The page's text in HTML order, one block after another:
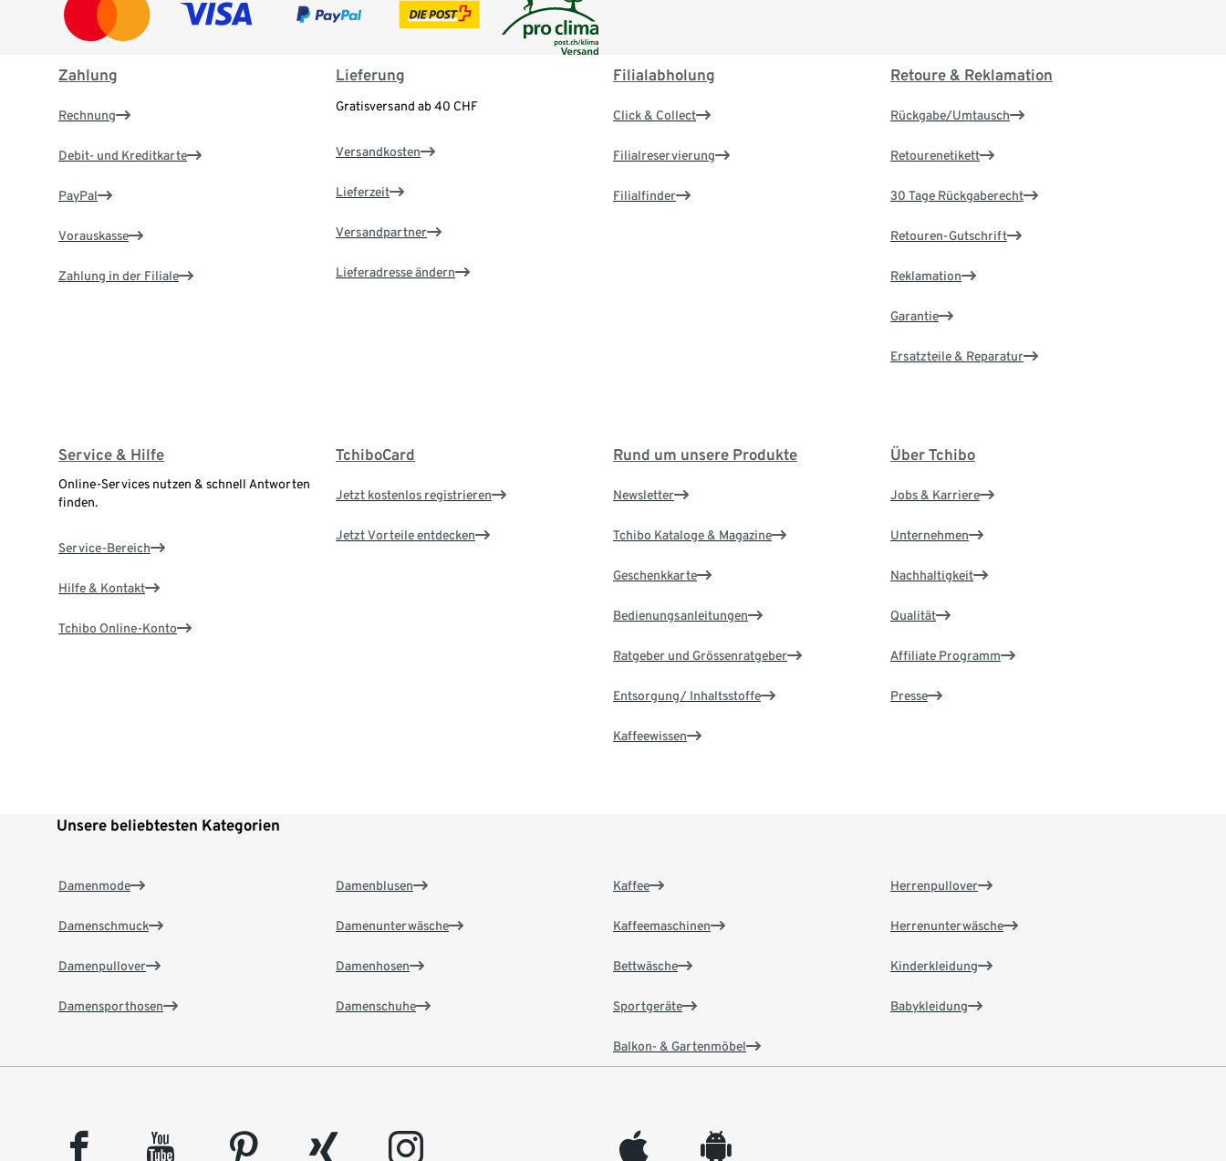
Zahlung
Rechnung
Debit- und Kreditkarte
PayPal
Vorauskasse
Zahlung in der Filiale
Lieferung
Gratisversand ab 40 CHF
Versandkosten
Lieferzeit
Versandpartner
Lieferadresse ändern
Filialabholung
Click & Collect
Filialreservierung
Filialfinder
Retoure & Reklamation
Rückgabe/Umtausch
Retourenetikett
30 Tage Rückgaberecht
Retouren-Gutschrift
Reklamation
Garantie
Ersatzteile & Reparatur
Service & Hilfe
Online-Services nutzen & schnell Antworten
finden.
Service-Bereich
Hilfe & Kontakt
Tchibo Online-Konto
TchiboCard
Jetzt kostenlos registrieren
Jetzt Vorteile entdecken
Rund um unsere Produkte
Newsletter
Tchibo Kataloge & Magazine
Geschenkkarte
Bedienungsanleitungen
Ratgeber und Grössenratgeber
Entsorgung/ Inhaltsstoffe
Kaffeewissen
Über Tchibo
Jobs & Karriere
Unternehmen
Nachhaltigkeit
Qualität
Affiliate Programm
Presse
Unsere beliebtesten Kategorien
Damenmode
Damenschmuck
Damenpullover
Damensporthosen
Damenblusen
Damenunterwäsche
Damenhosen
Damenschuhe
Kaffee
Kaffeemaschinen
Bettwäsche
Sportgeräte
Balkon- & Gartenmöbel
Herrenpullover
Herrenunterwäsche
Kinderkleidung
Babykleidung
facebook youtube pinterest xing instagram appleinc android